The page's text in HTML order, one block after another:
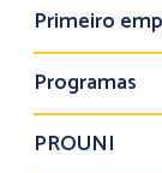
Primeiro
Programas
PROUNI